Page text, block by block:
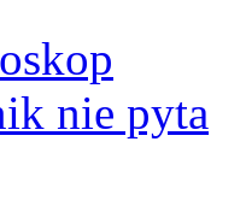
nie pyta